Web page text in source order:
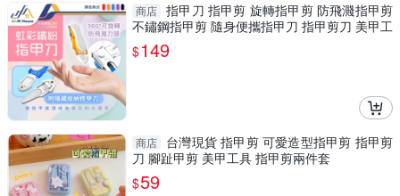
商店 指甲刀 指甲剪 旋轉指甲剪 防飛濺指甲剪
不鏽鋼指甲剪 隨身便攜指甲刀 指甲剪刀 美甲工
具
$149
商店
台灣現貨 指甲剪 可愛造型指甲剪 指甲剪
刀 腳趾甲剪 美甲工具 指甲剪兩件套
$59